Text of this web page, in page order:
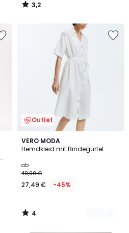
3,2
/
Outlet
VERO MODA
Hemdkleid mit Bindegürtel
ab
49,99 €
27,49 € -45%
4
/
2
Farben
4
/